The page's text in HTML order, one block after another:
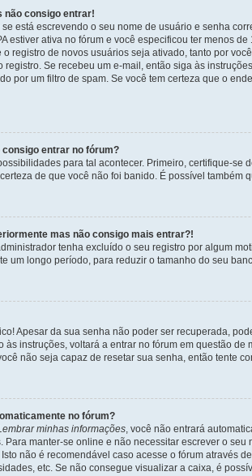
não consigo entrar!
está escrevendo o seu nome de usuário e senha
estiver ativa no fórum e você especificou ter menos
o registro de novos usuários seja ativado, tanto por
registro. Se recebeu um e-mail, então siga às
por um filtro de spam. Se você tem certeza que o
consigo entrar no fórum?
para tal acontecer. Primeiro, certifique-
de que você não foi banido. É possível
mas não consigo mais entrar?!
tenha excluído o seu registro por algum
um longo período, para reduzir o tamanho do seu
Apesar da sua senha não poder ser recuperada,
às instruções, voltará a entrar no fórum em questão de
não seja capaz de resetar sua senha, então tente
no fórum?
minhas informações , você não entrará
Para manter-se online e não necessitar escrever o
não é recomendável caso acesse o fórum através
etc. Se não consegue visualizar a caixa, é